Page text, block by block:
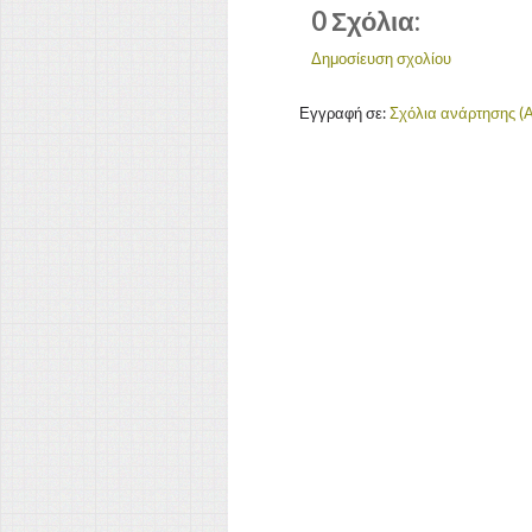
0 Σχόλια:
Δημοσίευση σχολίου
Εγγραφή σε:Σχόλια ανάρτησης